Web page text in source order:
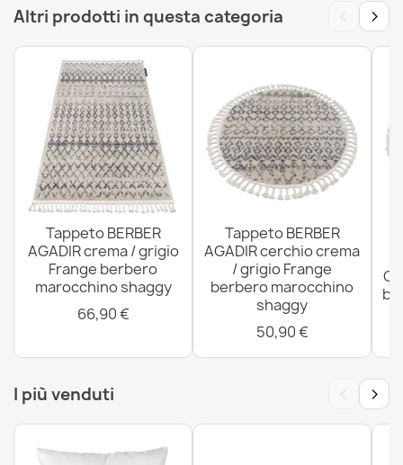
50,90 €
Tappeto da lavaggio moderno LAPIN shaggy, circle
antisdrucciolevole avorio / nero
31,90 €
Altri prodotti in questa categoria ‹ ›
Tappeto BERBER
AGADIR crema / grigio
Frange berbero
marocchino shaggy
66,90 €
Tappeto BERBER
AGADIR cerchio crema
/ grigio Frange
berbero marocchino
shaggy
50,90 €
I più venduti ‹ ›